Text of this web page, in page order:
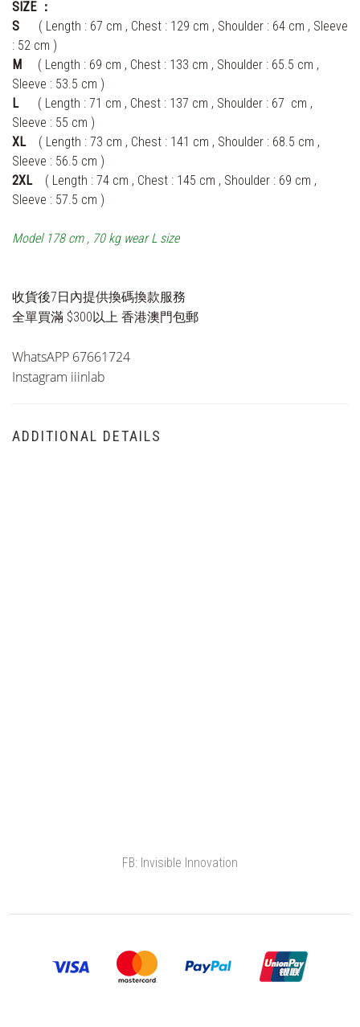
SIZE ：
S ( Length : 67 cm , Chest : 129 cm , Shoulder : 64 cm , Sleeve
: 52 cm )
M ( Length : 69 cm , Chest : 133 cm , Shoulder : 65.5 cm ,
Sleeve : 53.5 cm )
L
( Length : 71 cm , Chest : 137 cm , Shoulder : 67 cm ,
Sleeve : 55 cm )
XL( Length : 73 cm , Chest : 141 cm , Shoulder : 68.5 cm ,
Sleeve : 56.5 cm )
2XL( Length : 74 cm , Chest : 145 cm , Shoulder : 69 cm ,
Sleeve : 57.5 cm )
Model 178 cm , 70 kg wear L size
收貨後7日內提供換碼換款服務
全單買滿 $300以上 香港澳門包郵
WhatsAPP 67661724
Instagram iiinlab
ADDITIONAL DETAILS
FB: Invisible Innovation